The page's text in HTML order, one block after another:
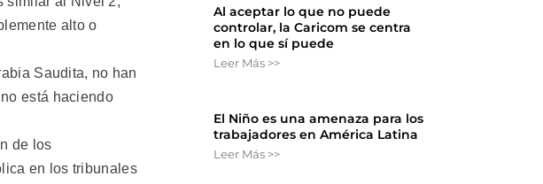
alto o
Saudita, no han
está haciendo
de los
en los tribunales
Al aceptar lo que no puede
controlar, la Caricom se centra
en lo que sí puede
Leer Más >>
El Niño es una amenaza para los
trabajadores en América Latina
Leer Más >>